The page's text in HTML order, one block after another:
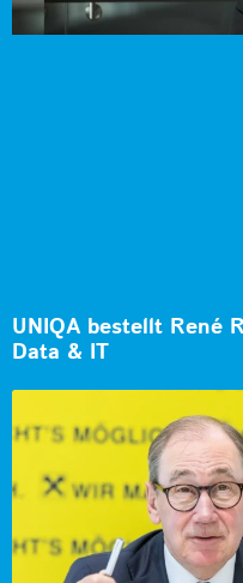
UNIQA bestellt René
Data & IT